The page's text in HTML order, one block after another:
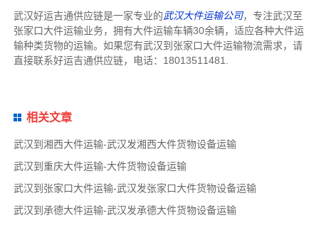
武汉好运吉通供应链是一家专业的武汉大件运输公司，专注武汉至
张家口大件运输业务，拥有大件运输车辆30余辆，适应各种大件运
输种类货物的运输。如果您有武汉到张家口大件运输物流需求，请
直接联系好运吉通供应链，电话： 18013511481.
相关文章
武汉到湘西大件运输-武汉发湘西大件货物设备运输
武汉到重庆大件运输-大件货物设备运输
武汉到张家口大件运输-武汉发张家口大件货物设备运输
武汉到承德大件运输-武汉发承德大件货物设备运输